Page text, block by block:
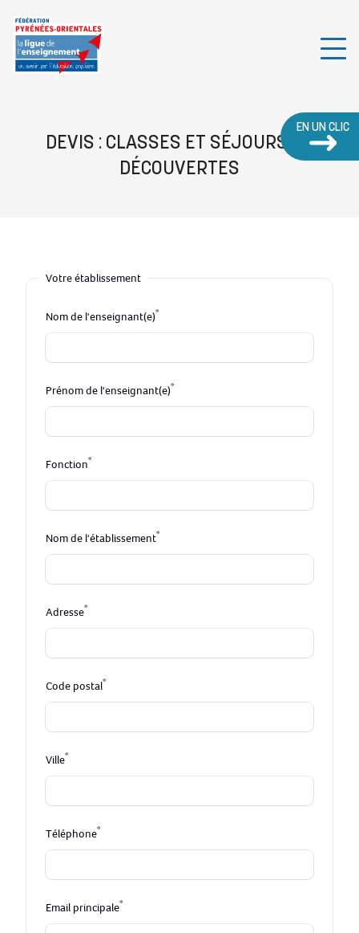
EN UN CLIC
DEVIS : CLASSES ET SÉJOURS DE
DÉCOUVERTES
Votre établissement
Nom de l'enseignant(e)*
Prénom de l'enseignant(e)*
Fonction*
Nom de l'établissement*
Adresse*
Code postal*
Ville*
Téléphone*
Email principale*